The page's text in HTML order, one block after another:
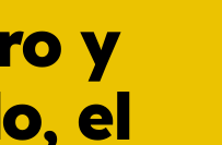
y
el